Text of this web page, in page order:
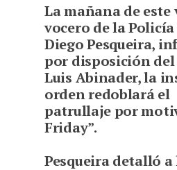
La mañana de este
vocero de la
Diego Pesqueira,
por disposición
Luis Abinader, la
orden redoblará el
patrullaje por
Friday”.
Pesqueira detalló a